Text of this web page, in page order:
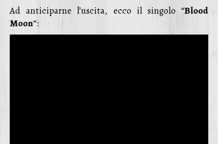
Ad anticiparne l’uscita, ecco il singolo “Blood
Moon“: